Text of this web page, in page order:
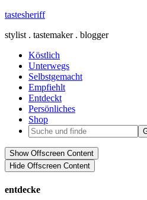
tastesheriff
stylist . tastemaker . blogger
Köstlich
Unterwegs
Selbstgemacht
Empfiehlt
Entdeckt
Persönliches
Shop
Show Offscreen Content
Hide Offscreen Content
entdecke